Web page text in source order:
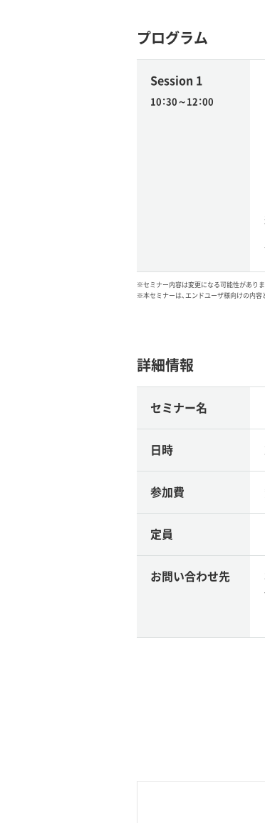
プログラム
Session 1
10：30～12：00
※セミナー内容は変更になる可能性がありま
※本セミナーは、エンドユーザ様向けの内容
詳細情報
セミナー名
日時
参加費
定員
お問い合わせ先